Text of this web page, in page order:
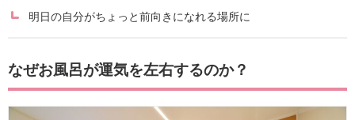
明日の自分がちょっと前向きになれる場所に
なぜお風呂が運気を左右するのか？